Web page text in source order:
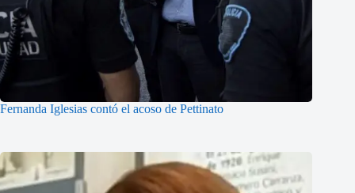
Fernanda Iglesias contó el acoso de Pettinato